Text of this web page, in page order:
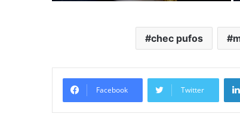
chec pufos
Facebook Twitter